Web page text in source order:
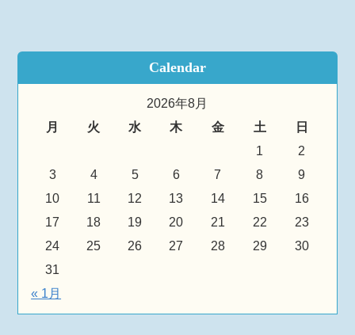
Calendar
2026年8月
月
火 水 木 金 土
日
1
2
3
4 5 6 7 8
9
10
11 12 13 14 15
16
17
18 19 20 21 22
23
24
25 26 27 28 29
30
31
« 1月